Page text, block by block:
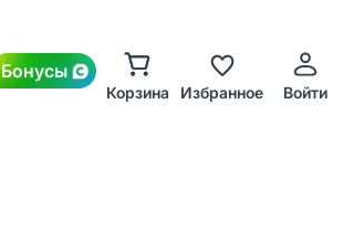
Бонусы
Корзина Избранное Войти